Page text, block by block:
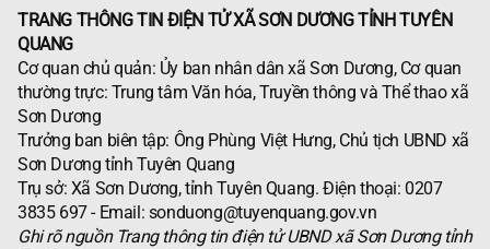
TRANG THÔNG TIN ĐIỆN TỬ XÃ SƠN DƯƠNG TỈNH TUYÊN
QUANG
Cơ quan chủ quản: Ủy ban nhân dân xã Sơn Dương, Cơ quan
thường trực: Trung tâm Văn hóa, Truyền thông và Thể thao xã
Sơn Dương
Trưởng ban biên tập: Ông Phùng Việt Hưng, Chủ tịch UBND xã
Sơn Dương tỉnh Tuyên Quang
Trụ sở: Xã Sơn Dương, tỉnh Tuyên Quang. Điện thoại: 0207
3835 697 - Email: sonduong@tuyenquang.gov.vn
Ghi rõ nguồn Trang thông tin điện tử UBND xã Sơn Dương tỉnh